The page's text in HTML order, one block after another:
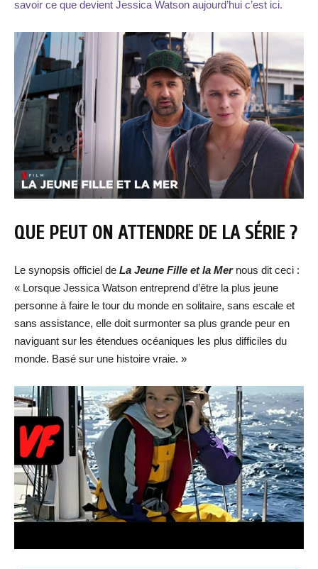
savoir ce que devient Jessica Watson aujourd’hui c’est ici.
QUE PEUT ON ATTENDRE DE LA SÉRIE ?
Le synopsis officiel de La Jeune Fille et la Mer nous dit ceci :
« Lorsque Jessica Watson entreprend d’être la plus jeune
personne à faire le tour du monde en solitaire, sans escale et
sans assistance, elle doit surmonter sa plus grande peur en
naviguant sur les étendues océaniques les plus difficiles du
monde. Basé sur une histoire vraie. »